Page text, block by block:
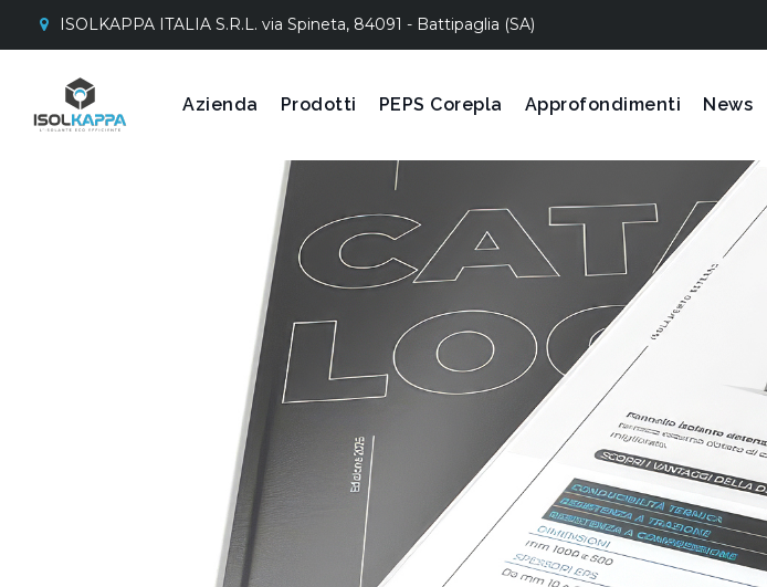
ISOLKAPPA ITALIA S.R.L. via Spineta, 84091 - Battipaglia (SA)
Azienda Prodotti PEPS Corepla Approfondimenti News